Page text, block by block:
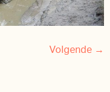
Volgende →